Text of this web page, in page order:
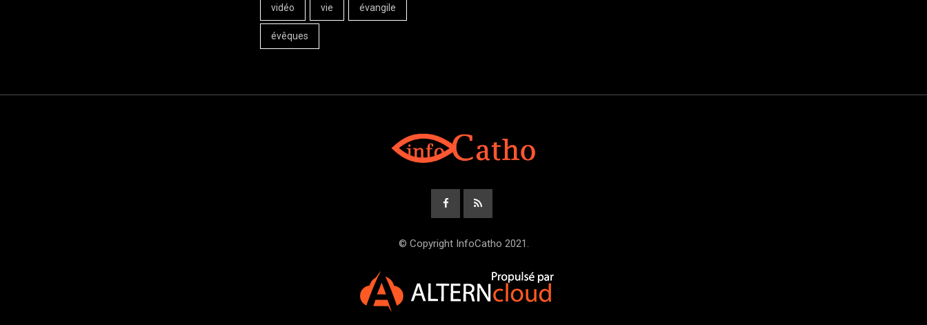
vidéo vie évangile
évêques
© Copyright InfoCatho 2021.